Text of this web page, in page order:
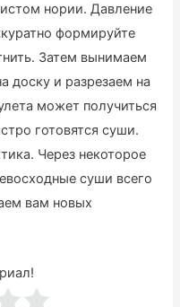
нории. Давление
формируйте
Затем вынимаем
доску и разрезаем на
может получиться
готовятся суши.
Через некоторое
суши всего
вам новых